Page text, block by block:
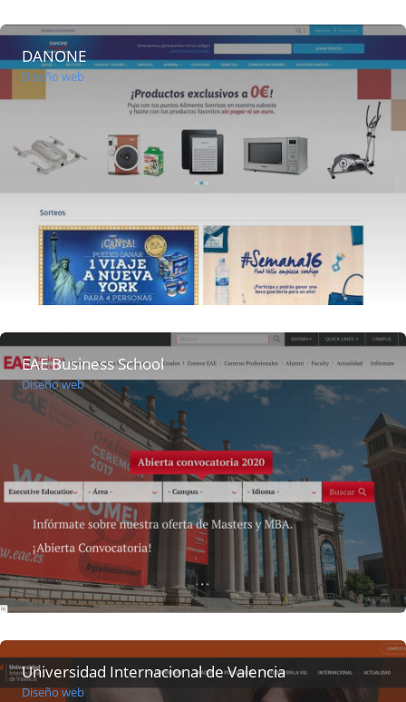
DANONE
Diseño web
EAE Business School
Diseño web
Universidad Internacional de Valencia
Diseño web